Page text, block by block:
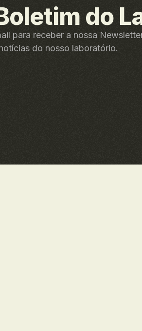
do
para receber a nossa
do nosso laboratório.